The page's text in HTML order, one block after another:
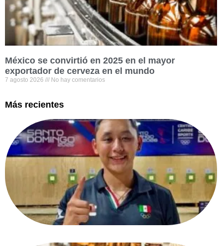
México se convirtió en 2025 en el mayor
exportador de cerveza en el mundo
7 agosto 2026 No hay comentarios
Más recientes